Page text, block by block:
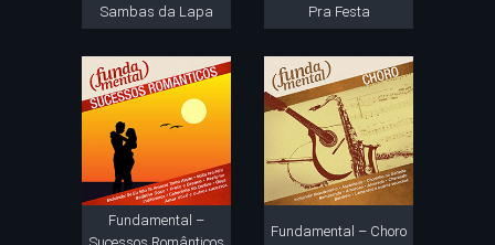
Sambas da Lapa
Pra Festa
Fundamental –
Fundamental – Choro